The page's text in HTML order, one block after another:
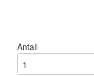
Antall